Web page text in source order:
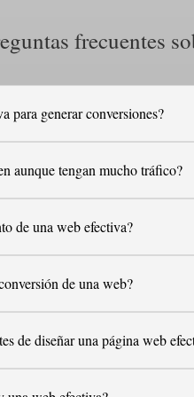
frecuentes
para generar conversiones?
aunque tengan mucho tráfico?
de una web efectiva?
de una web?
de diseñar una página web